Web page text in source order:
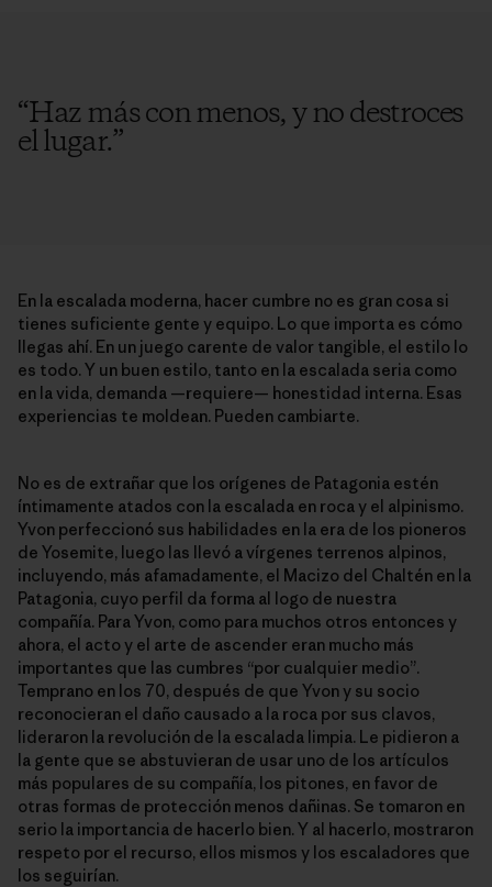
“Haz más con menos, y no destroces
el lugar.”
En la escalada moderna, hacer cumbre no es gran cosa si
tienes suficiente gente y equipo. Lo que importa es cómo
llegas ahí. En un juego carente de valor tangible, el estilo lo
es todo. Y un buen estilo, tanto en la escalada seria como
en la vida, demanda —requiere— honestidad interna. Esas
experiencias te moldean. Pueden cambiarte.
No es de extrañar que los orígenes de Patagonia estén
íntimamente atados con la escalada en roca y el alpinismo.
Yvon perfeccionó sus habilidades en la era de los pioneros
de Yosemite, luego las llevó a vírgenes terrenos alpinos,
incluyendo, más afamadamente, el Macizo del Chaltén en la
Patagonia, cuyo perfil da forma al logo de nuestra
compañía. Para Yvon, como para muchos otros entonces y
ahora, el acto y el arte de ascender eran mucho más
importantes que las cumbres “por cualquier medio”.
Temprano en los 70, después de que Yvon y su socio
reconocieran el daño causado a la roca por sus clavos,
lideraron la revolución de la escalada limpia. Le pidieron a
la gente que se abstuvieran de usar uno de los artículos
más populares de su compañía, los pitones, en favor de
otras formas de protección menos dañinas. Se tomaron en
serio la importancia de hacerlo bien. Y al hacerlo, mostraron
respeto por el recurso, ellos mismos y los escaladores que
los seguirían.